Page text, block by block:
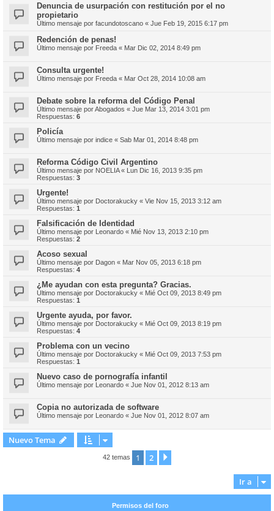
Denuncia de usurpación con restitución por el no
propietario
Último mensaje por facundotoscano « Jue Feb 19, 2015 6:17 pm
Redención de penas!
Último mensaje por Freeda « Mar Dic 02, 2014 8:49 pm
Consulta urgente!
Último mensaje por Freeda « Mar Oct 28, 2014 10:08 am
Debate sobre la reforma del Código Penal
Último mensaje porAbogados « Jue Mar 13, 2014 3:01 pm
Respuestas: 6
Policía
Último mensaje por indice « Sab Mar 01, 2014 8:48 pm
Reforma Código Civil Argentino
Último mensaje por NOELIA« Lun Dic 16, 2013 9:35 pm
Respuestas: 3
Urgente!
Último mensaje por Doctorakucky « Vie Nov 15, 2013 3:12 am
Respuestas: 1
Falsificación de Identidad
Último mensaje por Leonardo « Mié Nov 13, 2013 2:10 pm
Respuestas: 2
Acoso sexual
Último mensaje por Dagon « Mar Nov 05, 2013 6:18 pm
Respuestas: 4
¿Me ayudan con esta pregunta? Gracias.
Último mensaje por Doctorakucky « Mié Oct 09, 2013 8:49 pm
Respuestas: 1
Urgente ayuda, por favor.
Último mensaje por Doctorakucky « Mié Oct 09, 2013 8:19 pm
Respuestas: 4
Problema con un vecino
Último mensaje por Doctorakucky « Mié Oct 09, 2013 7:53 pm
Respuestas: 1
Nuevo caso de pornografía infantil
Último mensaje por Leonardo « Jue Nov 01, 2012 8:13 am
Copia no autorizada de software
Último mensaje por Leonardo « Jue Nov 01, 2012 8:07 am
Nuevo Tema
42 temas 1 2
Ir a
Permisos del foro